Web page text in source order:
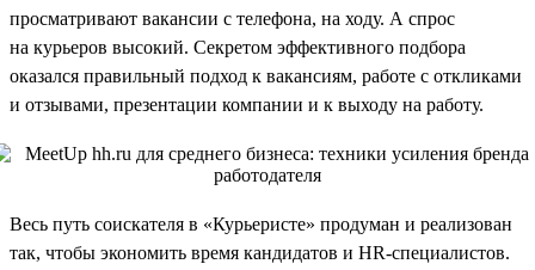
просматривают вакансии с телефона, на ходу. А спрос
на курьеров высокий. Секретом эффективного подбора
оказался правильный подход к вакансиям, работе с откликами
и отзывами, презентации компании и к выходу на работу.
Весь путь соискателя в «Курьеристе» продуман и реализован
так, чтобы экономить время кандидатов и HR-специалистов.